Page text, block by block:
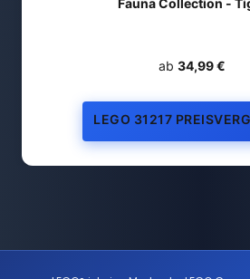
Fauna Collection -
ab 34,99 €
LEGO 31217